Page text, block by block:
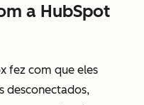
a HubSpot
fez com que eles
desconectados,